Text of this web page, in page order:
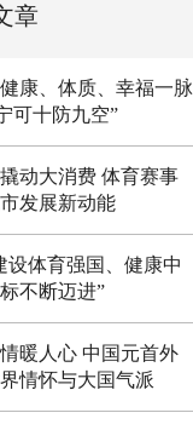
章
康、体质、幸福一脉
可十防九空”
动大消费 体育赛事
发展新动能
设体育强国、健康中
不断迈进”
暖人心 中国元首外
情怀与大国气派